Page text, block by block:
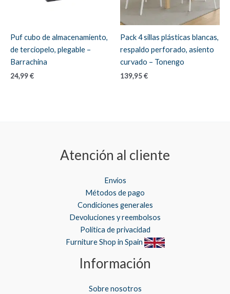
Puf cubo de almacenamiento,
de terciopelo, plegable –
Barrachina
24,99€
Pack 4 sillas plásticas blancas,
respaldo perforado, asiento
curvado – Tonengo
139,95€
Atención al cliente
Envíos
Métodos de pago
Condiciones generales
Devoluciones y reembolsos
Política de privacidad
Furniture Shop in Spain
Información
Sobre nosotros